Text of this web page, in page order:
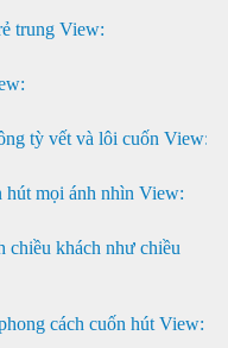
trung View:
tỳ vết và lôi cuốn View:
hút mọi ánh nhìn View:
chiều khách như chiều
cách cuốn hút View: